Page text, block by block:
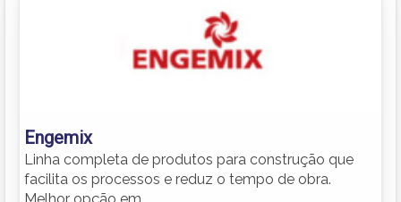
Engemix
Linha completa de produtos para construção que
facilita os processos e reduz o tempo de obra.
Melhor opção em